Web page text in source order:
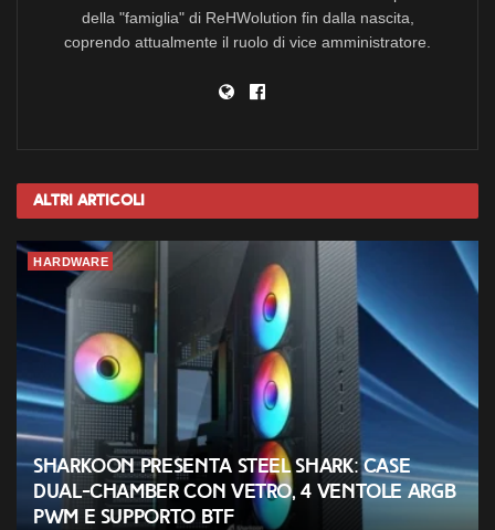
della "famiglia" di ReHWolution fin dalla nascita,
coprendo attualmente il ruolo di vice amministratore.
Altri Articoli
HARDWARE
Sharkoon presenta Steel Shark: case
dual-chamber con vetro, 4 ventole ARGB
PWM e supporto BTF